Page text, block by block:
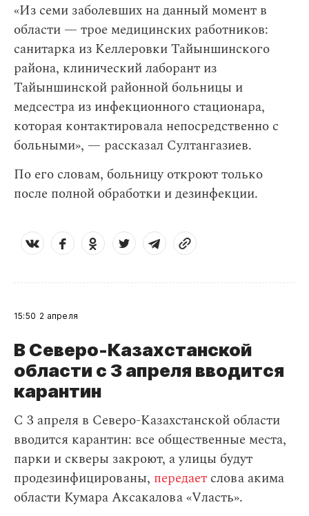
«Из семи заболевших на данный момент в
области — трое медицинских работников:
санитарка из Келлеровки Тайыншинского
района, клинический лаборант из
Тайыншинской районной больницы и
медсестра из инфекционного стационара,
которая контактировала непосредственно с
больными», — рассказал Султангазиев.
По его словам, больницу откроют только
после полной обработки и дезинфекции.
15:50 2 апреля
В Северо-Казахстанской
области с 3 апреля вводится
карантин
С 3 апреля в Северо-Казахстанской области
вводится карантин: все общественные места,
парки и скверы закроют, а улицы будут
продезинфицированы, передает слова акима
области Кумара Аксакалова «Vласть».